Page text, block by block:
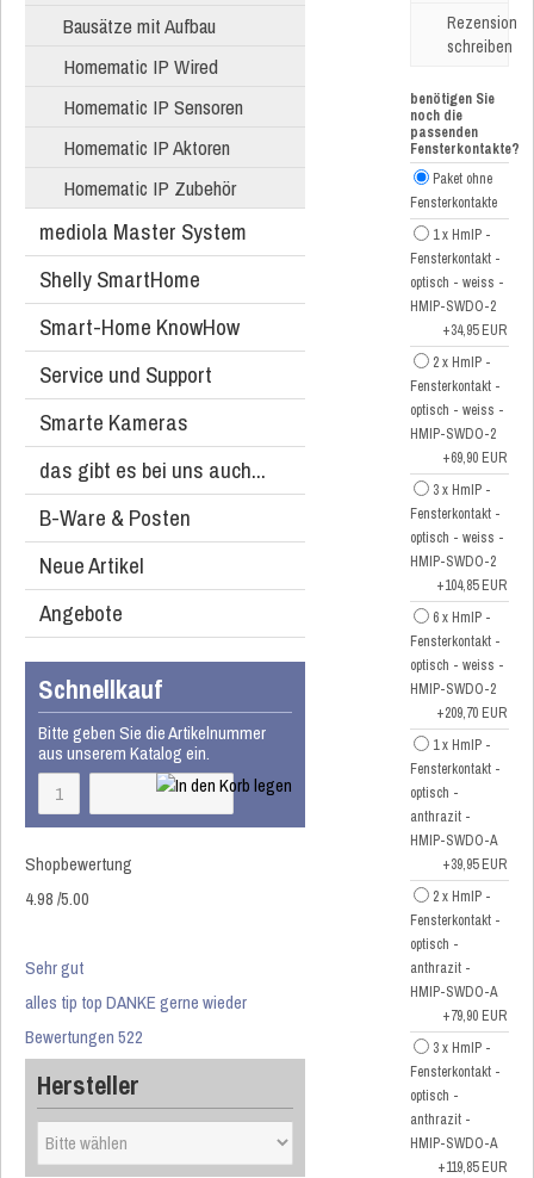
Bausätze mit Aufbau
Homematic IP Wired
Homematic IP Sensoren
Homematic IP Aktoren
Homematic IP Zubehör
mediola Master System
Shelly SmartHome
Smart-Home KnowHow
Service und Support
Smarte Kameras
das gibt es bei uns auch...
B-Ware & Posten
Neue Artikel
Angebote
Schnellkauf
Bitte geben Sie die Artikelnummer
aus unserem Katalog ein.
Shopbewertung
4.98/5.00
Sehr gut
alles tip top DANKE gerne wieder
Bewertungen 522
Hersteller
Rezension
schreiben
benötigen Sie
noch die
passenden
Fensterkontakte?
Paket ohne
Fensterkontakte
1 x HmIP -
Fensterkontakt -
optisch - weiss -
HMIP-SWDO-2
+34,95 EUR
2 x HmIP -
Fensterkontakt -
optisch - weiss -
HMIP-SWDO-2
+69,90 EUR
3 x HmIP -
Fensterkontakt -
optisch - weiss -
HMIP-SWDO-2
+104,85 EUR
6 x HmIP -
Fensterkontakt -
optisch - weiss -
HMIP-SWDO-2
+209,70 EUR
1 x HmIP -
Fensterkontakt -
optisch -
anthrazit -
HMIP-SWDO-A
+39,95 EUR
2 x HmIP -
Fensterkontakt -
optisch -
anthrazit -
HMIP-SWDO-A
+79,90 EUR
3 x HmIP -
Fensterkontakt -
optisch -
anthrazit -
HMIP-SWDO-A
+119,85 EUR